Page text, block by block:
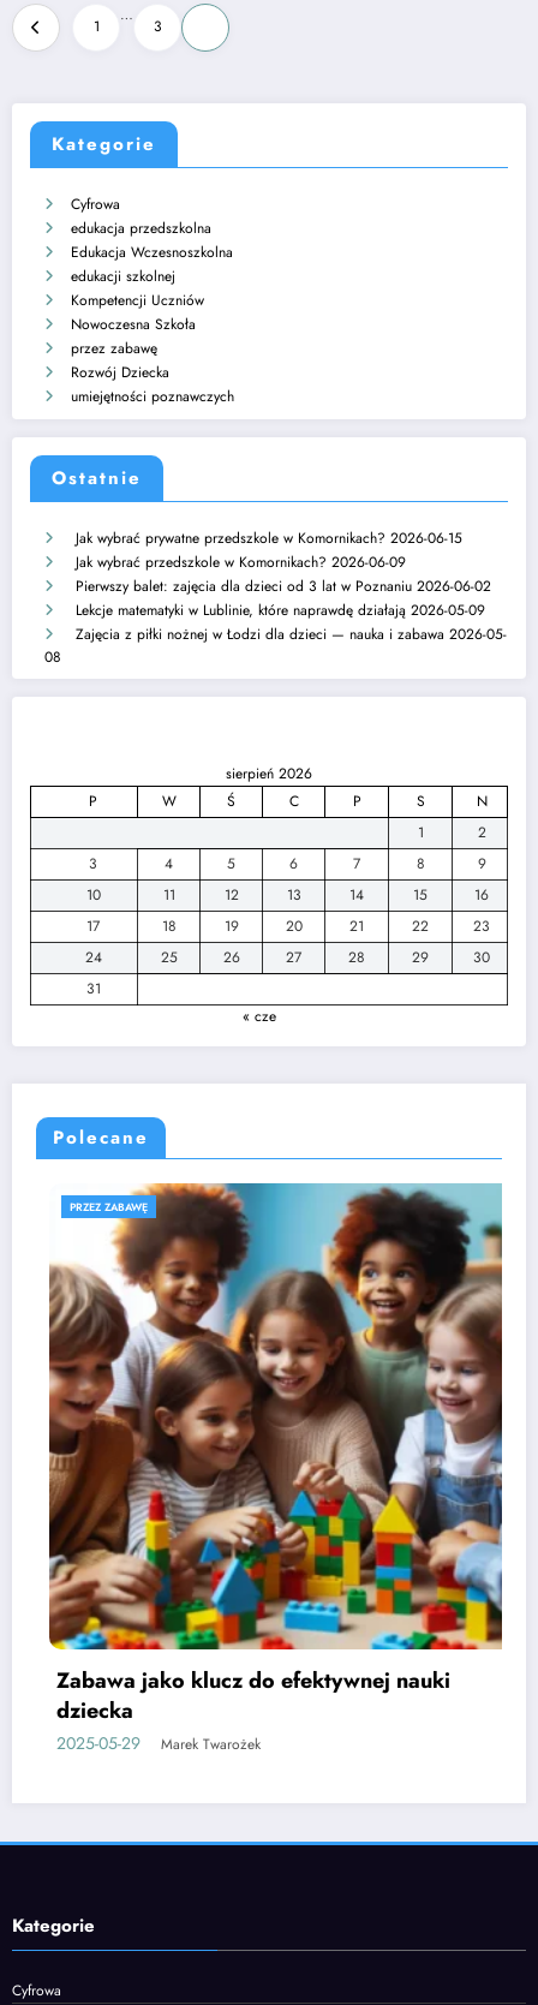
Stronicowanie
wpisów
1
…
3
Kategorie
Cyfrowa
edukacja przedszkolna
Edukacja Wczesnoszkolna
edukacji szkolnej
Kompetencji Uczniów
Nowoczesna Szkoła
przez zabawę
Rozwój Dziecka
umiejętności poznawczych
Ostatnie
Jak wybrać prywatne przedszkole w Komornikach? 2026-06-15
Jak wybrać przedszkole w Komornikach? 2026-06-09
Pierwszy balet: zajęcia dla dzieci od 3 lat w Poznaniu 2026-06-02
Lekcje matematyki w Lublinie, które naprawdę działają 2026-05-09
Zajęcia z piłki nożnej w Łodzi dla dzieci — nauka i zabawa 2026-05-
08
sierpień 2026
P
W Ś C P S
N
1
2
3
4 5 6 7 8
9
10
11 12 13 14 15
16
17
18 19 20 21 22
23
24
25 26 27 28 29
30
31
« cze
Polecane
nauki
ROZWÓJ DZIECKA
Etapy rozwoju mowy u dzieci i
2025-06-05
Kategorie
Cyfrowa